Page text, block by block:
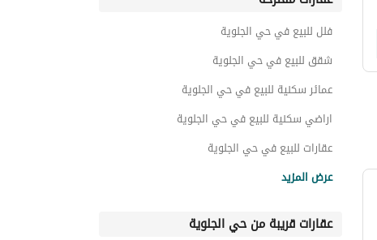
فلل للبيع في حي الجلوية
شقق للبيع في حي الجلوية
عمائر سكنية للبيع في حي الجلوية
اراضي سكنية للبيع في حي الجلوية
عقارات للبيع في حي الجلوية
عرض المزيد
عقارات قريبة من حي الجلوية